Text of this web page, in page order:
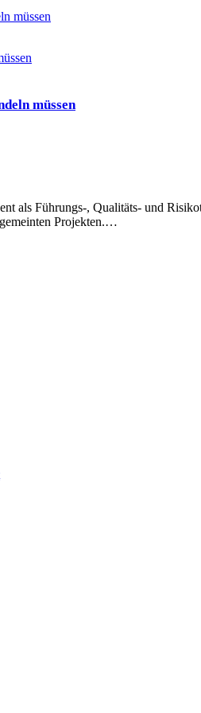
müssen
müssen
als Führungs-, Qualitäts- und
Projekten.…